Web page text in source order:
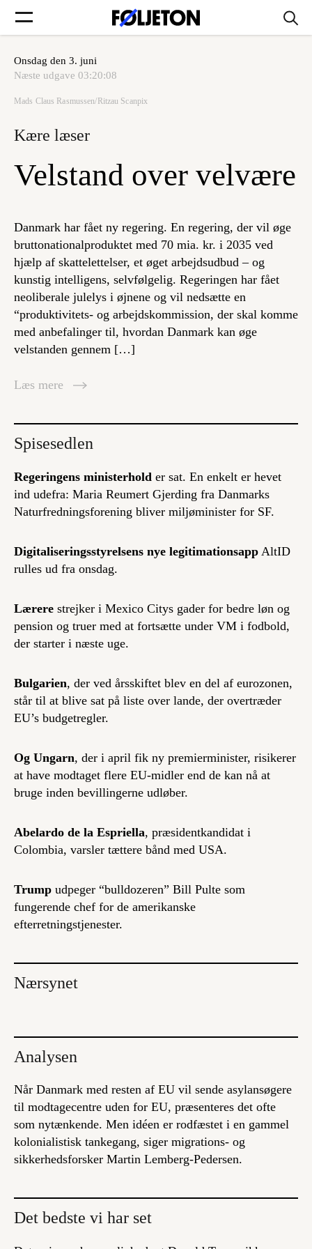
Forsider
Min side
Log ind
Onsdag den 3. juni
Næste udgave 03:20:08
Mads Claus Rasmussen/Ritzau Scanpix
Kære læser
Velstand over velvære
Danmark har fået ny regering. En regering, der vil øge
bruttonationalproduktet med 70 mia. kr. i 2035 ved
hjælp af skattelettelser, et øget arbejdsudbud – og
kunstig intelligens, selvfølgelig. Regeringen har fået
neoliberale julelys i øjnene og vil nedsætte en
“produktivitets- og arbejdskommission, der skal komme
med anbefalinger til, hvordan Danmark kan øge
velstanden gennem […]
Læs mere
Spisesedlen
Regeringens ministerhold er sat. En enkelt er hevet
ind udefra: Maria Reumert Gjerding fra Danmarks
Naturfredningsforening bliver miljøminister for SF.
Digitaliseringsstyrelsens nye legitimationsapp AltID
rulles ud fra onsdag.
Lærere strejker i Mexico Citys gader for bedre løn og
pension og truer med at fortsætte under VM i fodbold,
der starter i næste uge.
Bulgarien, der ved årsskiftet blev en del af eurozonen,
står til at blive sat på liste over lande, der overtræder
EU’s budgetregler.
Og Ungarn, der i april fik ny premierminister, risikerer
at have modtaget flere EU-midler end de kan nå at
bruge inden bevillingerne udløber.
Abelardo de la Espriella, præsidentkandidat i
Colombia, varsler tættere bånd med USA.
Trump udpeger “bulldozeren” Bill Pulte som
fungerende chef for de amerikanske
efterretningstjenester.
Nærsynet
Analysen
Når Danmark med resten af EU vil sende asylansøgere
til modtagecentre uden for EU, præsenteres det ofte
som nytænkende. Men idéen er rodfæstet i en gammel
kolonialistisk tankegang, siger migrations- og
sikkerhedsforsker Martin Lemberg-Pedersen.
Det bedste vi har set